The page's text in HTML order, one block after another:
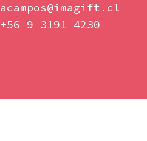
acampos@imagift.cl
+56 9 3191 4230